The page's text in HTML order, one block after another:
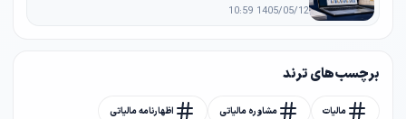
1405/05/12 10:59
برچسب های ترند
مالیات مشاوره مالیاتی اظهارنامه مالیاتی